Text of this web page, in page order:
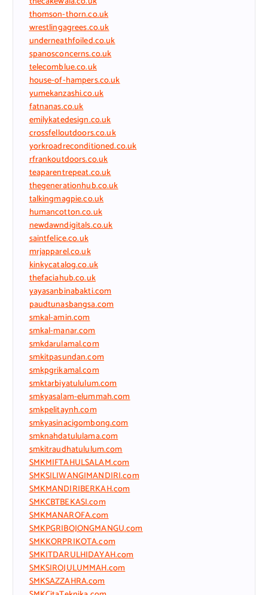
thomson-thorn.co.uk
wrestlingagrees.co.uk
underneathfoiled.co.uk
spanosconcerns.co.uk
telecomblue.co.uk
house-of-hampers.co.uk
yumekanzashi.co.uk
fatnanas.co.uk
emilykatedesign.co.uk
crossfelloutdoors.co.uk
yorkroadreconditioned.co.uk
rfrankoutdoors.co.uk
teaparentrepeat.co.uk
thegenerationhub.co.uk
talkingmagpie.co.uk
humancotton.co.uk
newdawndigitals.co.uk
saintfelice.co.uk
mrjapparel.co.uk
kinkycatalog.co.uk
thefaciahub.co.uk
yayasanbinabakti.com
paudtunasbangsa.com
smkal-amin.com
smkal-manar.com
smkdarulamal.com
smkitpasundan.com
smkpgrikamal.com
smktarbiyatululum.com
smkyasalam-elummah.com
smkpelitaynh.com
smkyasinacigombong.com
smknahdatululama.com
smkitraudhatululum.com
SMKMIFTAHULSALAM.com
SMKSILIWANGIMANDIRI.com
SMKMANDIRIBERKAH.com
SMKCBTBEKASI.com
SMKMANAROFA.com
SMKPGRIBOJONGMANGU.com
SMKKORPRIKOTA.com
SMKITDARULHIDAYAH.com
SMKSIROJULUMMAH.com
SMKSAZZAHRA.com